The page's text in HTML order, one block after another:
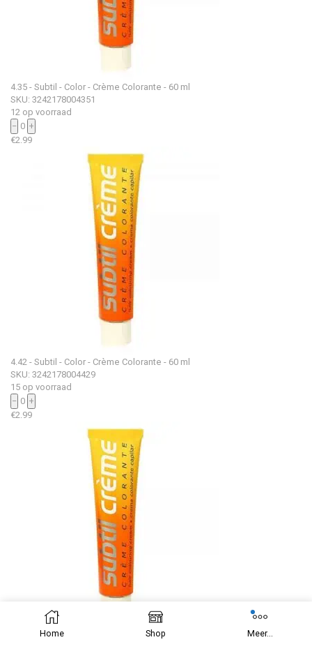
4.35 - Subtil - Color - Crème Colorante - 60 ml
SKU: 3242178004351
12 op voorraad
− 0 +
€2.99
4.42 - Subtil - Color - Crème Colorante - 60 ml
SKU: 3242178004429
15 op voorraad
− 0 +
€2.99
4.43 - Subtil - Color - Crème Colorante - 60 ml
Home Shop Meer...